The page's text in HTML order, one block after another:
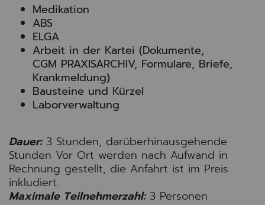
Medikation
ABS
ELGA
Arbeit in der Kartei (Dokumente,
CGM PRAXISARCHIV, Formulare, Briefe,
Krankmeldung)
Bausteine und Kürzel
Laborverwaltung
Dauer:3 Stunden, darüberhinausgehende
Stunden Vor Ort werden nach Aufwand in
Rechnung gestellt, die Anfahrt ist im Preis
inkludiert.
Maximale Teilnehmerzahl:3 Personen